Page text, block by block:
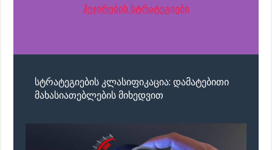
ჰეჯირების სტრატეგიები
სტრატეგიების კლასიფიკაცია: დამატებითი
მახასიათებლების მიხედვით